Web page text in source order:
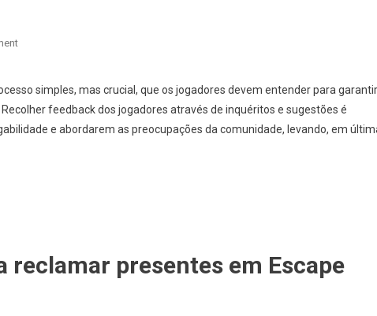
On
Presentes
De
Escape
Aos
simples, mas crucial, que os jogadores devem entender para garantir
feedback dos jogadores através de inquéritos e sugestões é
e abordarem as preocupações da comunidade, levando, em
reclamar presentes em Escape